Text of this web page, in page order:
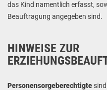
das Kind namentlich erfasst,
Beauftragung angegeben sind.
HINWEISE ZUR
Personensorgeberechtigte